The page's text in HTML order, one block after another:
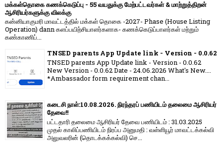
மக்கள்தொகை கணக்கெடுப்பு - 55 வயதுக்கு மேற்பட்டவர்கள் & மாற்றுத்திறன்
ஆசிரியர்களுக்கு விலக்கு
கன்னியாகுமரி மாவட்டத்தில் மக்கள் தொகை -2027- Phase (House Listing
Operation) dann களப்பயிற்சியாளர்களாக- கணக்கெடுப்பாளர்கள் மற்றும்
கண்காணிப்...
TNSED parents App Update link - Version - 0.0.62
TNSED parents App Update link - Version - 0.0.62
New Version - 0.0.62 Date - 24.06.2026 What's New....
*Ambassador form requirement chan...
கடைசி நாள்:10.08.2026. நிரந்தரப் பணியிடம் தலைமை ஆசிரியர்
தேவை!!
பட்டதாரி தலைமை ஆசிரியர் தேவை பணியிடம் : 31.03.2025
முதல் காலிப்பணியிடம் நிரப்ப அனுமதி : வள்ளியூர் மாவட்டக்கல்வி
அலுவலரின் (தொடக்கக்கல்வி) செ...